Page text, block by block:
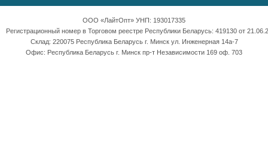
ООО «ЛайтОпт» УНП: 193017335
Регистрационный номер в Торговом реестре Республики Беларусь: 419130 от
Склад: 220075 Республика Беларусь г. Минск ул. Инженерная 14а-7
Офис: Республика Беларусь г. Минск пр-т Независимости 169 оф. 703